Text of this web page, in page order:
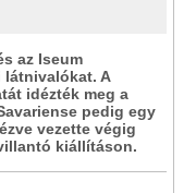
az Iseum
látnivalókat. A
idézték meg a
pedig egy
vezette végig
kiállításon.